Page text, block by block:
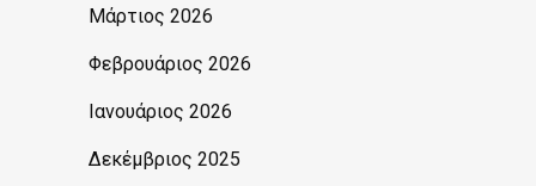
Μάρτιος 2026
Φεβρουάριος 2026
Ιανουάριος 2026
Δεκέμβριος 2025